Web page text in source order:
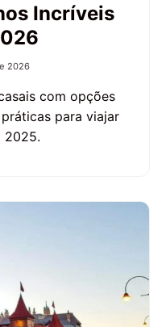
Incríveis
2026
com opções
para viajar
2025.